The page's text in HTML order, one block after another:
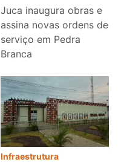
Juca inaugura obras e
assina novas ordens de
serviço em Pedra
Branca
Infraestrutura